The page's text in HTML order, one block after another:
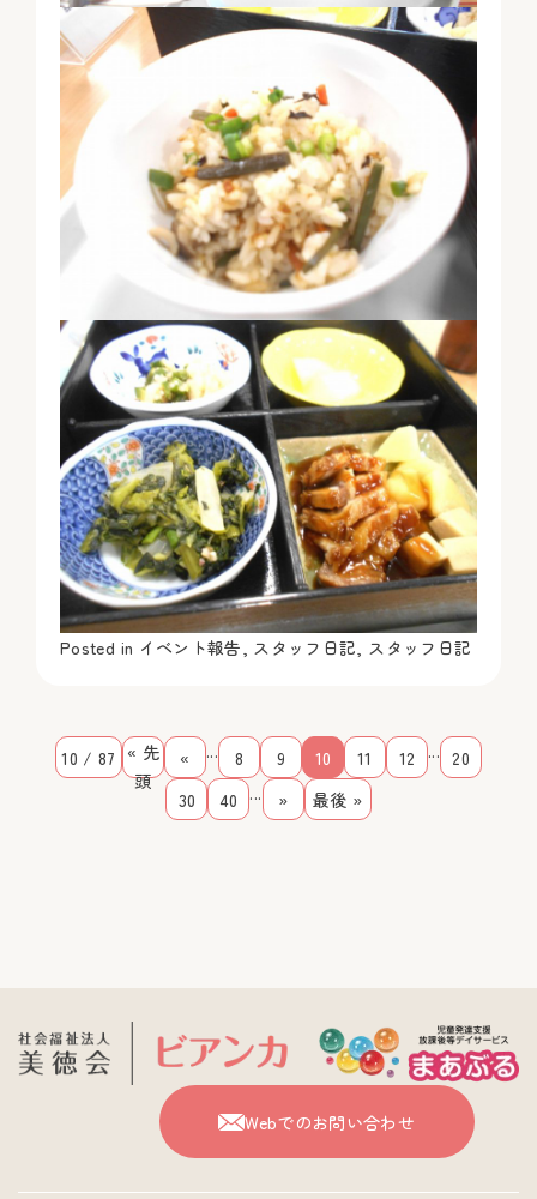
Posted in イベント報告, スタッフ日記, スタッフ日記
10 / 87 « 先
頭
« ... 8 9 10 11 12 ... 20
30
40 ... » 最後 »
Webでのお問い合わせ